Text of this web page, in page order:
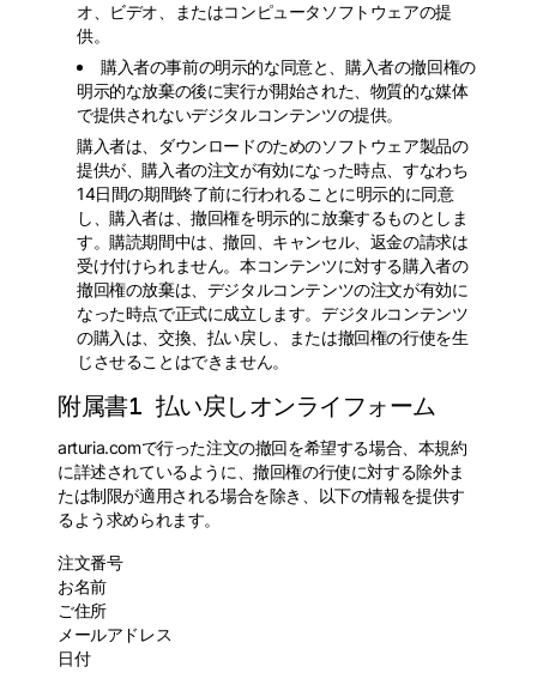
オ、ビデオ、またはコンピュータソフトウェアの提
供。
購入者の事前の明示的な同意と、購入者の撤回権の
明示的な放棄の後に実行が開始された、物質的な媒体
で提供されないデジタルコンテンツの提供。
購入者は、ダウンロードのためのソフトウェア製品の
提供が、購入者の注文が有効になった時点、すなわち
14日間の期間終了前に行われることに明示的に同意
し、購入者は、撤回権を明示的に放棄するものとしま
す。購読期間中は、撤回、キャンセル、返金の請求は
受け付けられません。本コンテンツに対する購入者の
撤回権の放棄は、デジタルコンテンツの注文が有効に
なった時点で正式に成立します。デジタルコンテンツ
の購入は、交換、払い戻し、または撤回権の行使を生
じさせることはできません。
附属書1 払い戻しオンライフォーム
arturia.comで行った注文の撤回を希望する場合、本規約
に詳述されているように、撤回権の行使に対する除外ま
たは制限が適用される場合を除き、以下の情報を提供す
るよう求められます。
注文番号
お名前
ご住所
メールアドレス
日付